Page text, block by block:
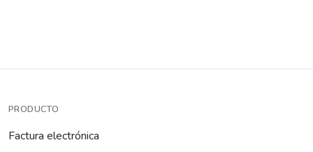
PRODUCTO
Factura electrónica